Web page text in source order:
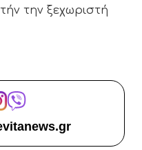
την ξεχωριστή